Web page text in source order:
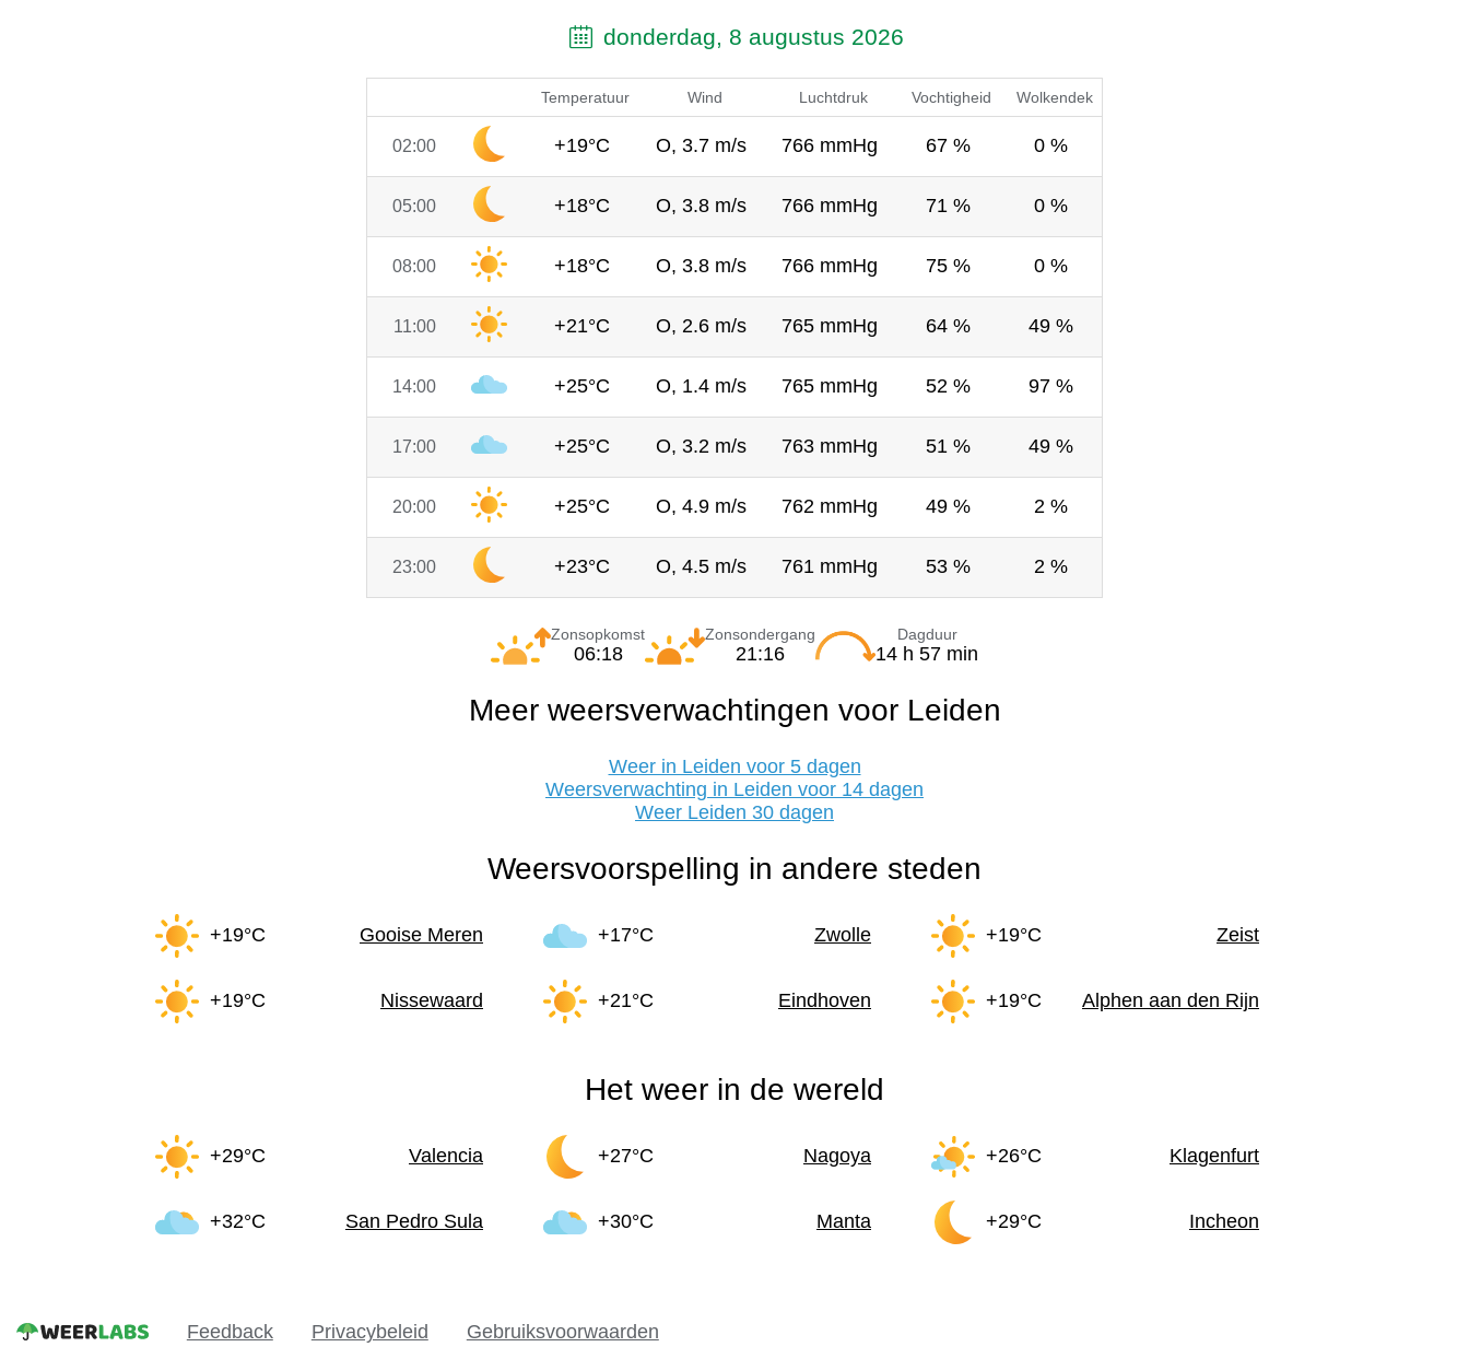
donderdag, 8 augustus 2026
Temperatuur Wind Luchtdruk Vochtigheid Wolkendek
02:00 +19°C O, 3.7 m/s 766 mmHg 67 % 0 %
05:00 +18°C O, 3.8 m/s 766 mmHg 71 % 0 %
08:00 +18°C O, 3.8 m/s 766 mmHg 75 % 0 %
11:00 +21°C O, 2.6 m/s 765 mmHg 64 % 49 %
14:00 +25°C O, 1.4 m/s 765 mmHg 52 % 97 %
17:00 +25°C O, 3.2 m/s 763 mmHg 51 % 49 %
20:00 +25°C O, 4.9 m/s 762 mmHg 49 % 2 %
23:00 +23°C O, 4.5 m/s 761 mmHg 53 % 2 %
Zonsopkomst
06:18
Zonsondergang
21:16
Dagduur
14 h 57 min
Meer weersverwachtingen voor Leiden
Weer in Leiden voor 5 dagen
Weersverwachting in Leiden voor 14 dagen
Weer Leiden 30 dagen
Weersvoorspelling in andere steden
+19°C Gooise Meren +17°C Zwolle +19°C Zeist
+19°C Nissewaard +21°C Eindhoven +19°C Alphen aan den Rijn
Het weer in de wereld
+29°C Valencia +27°C Nagoya +26°C Klagenfurt
+32°C San Pedro Sula +30°C Manta +29°C Incheon
Feedback Privacybeleid Gebruiksvoorwaarden